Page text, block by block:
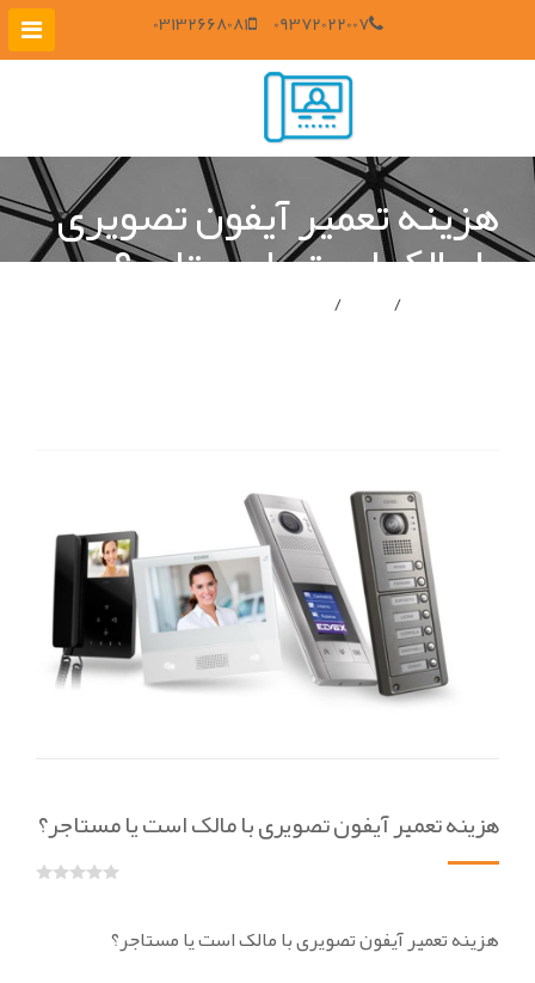
03132668081 09372022007
هزینه تعمیر آیفون تصویری
با مالک است یا مستاجر؟
هزینه تعمیر آیفون تصویری با مالک است یا مستاجر؟
هزینه تعمیر آیفون تصویری با مالک است یا مستاجر؟